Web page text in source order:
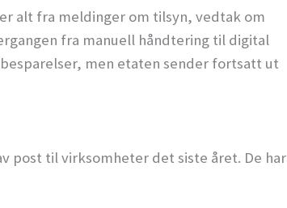
alt fra meldinger om tilsyn, vedtak om
fra manuell håndtering til digital
men etaten sender fortsatt ut
post til virksomheter det siste året. De har